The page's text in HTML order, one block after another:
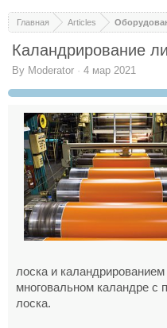
Главная Articles
Каландрирование
By Moderator · 4 мар 2021
лоска и
многовальном каландре с
лоска.